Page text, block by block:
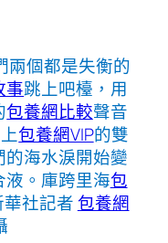
兩個都是失衡的
事跳上吧檯，用
包養網比較聲音
包養網VIP的雙
海水淚開始變
。庫跨里海包
社記者包養網